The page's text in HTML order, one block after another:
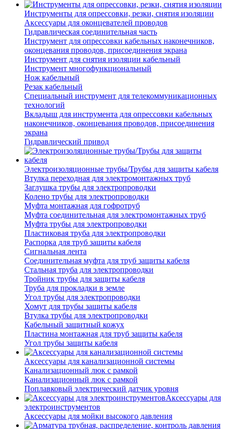
Инструменты для опрессовки, резки, снятия изоляции
Аксессуары для оконцевателей проводов
Гидравлическая соединительная часть
Инструмент для опрессовки кабельных наконечников,
оконцевания проводов, присоединения экрана
Инструмент для снятия изоляции кабельный
Инструмент многофункциональный
Нож кабельный
Резак кабельный
Специальный инструмент для телекоммуникационных
технологий
Вкладыш для инструмента для опрессовки кабельных
наконечников, оконцевания проводов, присоединения
экрана
Гидравлический привод
Электроизоляционные трубы/Трубы для защиты кабеля
Втулка переходная для электромонтажных труб
Заглушка трубы для электропроводки
Колено трубы для электропроводки
Муфта монтажная для гофротруб
Муфта соединительная для электромонтажных труб
Муфта трубы для электропроводки
Пластиковая труба для электропроводки
Распорка для труб защиты кабеля
Сигнальная лента
Соединительная муфта для труб защиты кабеля
Стальная труба для электропроводки
Тройник трубы для защиты кабеля
Труба для прокладки в земле
Угол трубы для электропроводки
Хомут для трубы защиты кабеля
Втулка трубы для электропроводки
Кабельный защитный кожух
Пластина монтажная для труб защиты кабеля
Угол трубы защиты кабеля
Аксессуары для канализационной системы
Канализационный люк с рамкой
Канализационный люк с рамкой
Поплавковый электрический датчик уровня
Аксессуары для
электроинструментов
Аксессуары для мойки высокого давления